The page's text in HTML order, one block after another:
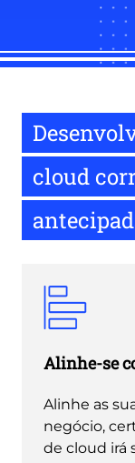
cloud
Alinhe-se
Alinhe as
negócio,
de cloud irá